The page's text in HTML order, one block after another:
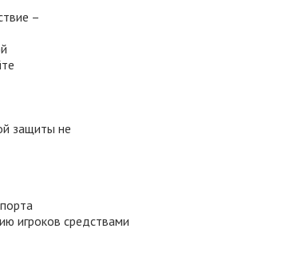
–
защиты не
игроков средствами